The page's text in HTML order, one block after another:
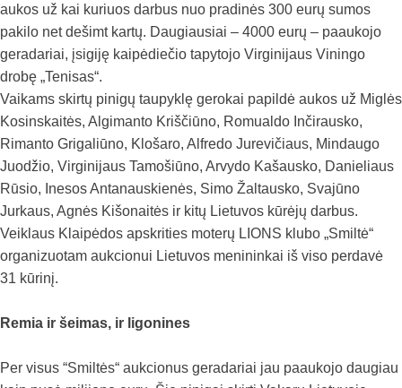
aukos už kai kuriuos darbus nuo pradinės 300 eurų sumos
pakilo net dešimt kartų. Daugiausiai – 4000 eurų – paaukojo
geradariai, įsigiję kaipėdiečio tapytojo Virginijaus Viningo
drobę „Tenisas“.
Vaikams skirtų pinigų taupyklę gerokai papildė aukos už Miglės
Kosinskaitės, Algimanto Kriščiūno, Romualdo Inčirausko,
Rimanto Grigaliūno, Klošaro, Alfredo Jurevičiaus, Mindaugo
Juodžio, Virginijaus Tamošiūno, Arvydo Kašausko, Danieliaus
Rūsio, Inesos Antanauskienės, Simo Žaltausko, Svajūno
Jurkaus, Agnės Kišonaitės ir kitų Lietuvos kūrėjų darbus.
Veiklaus Klaipėdos apskrities moterų LIONS klubo „Smiltė“
organizuotam aukcionui Lietuvos menininkai iš viso perdavė
31 kūrinį.
Remia ir šeimas, ir ligonines
Per visus “Smiltės“ aukcionus geradariai jau paaukojo daugiau